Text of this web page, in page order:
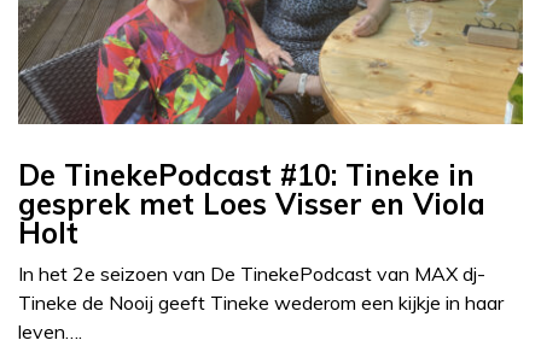
De TinekePodcast #10: Tineke in
gesprek met Loes Visser en Viola
Holt
In het 2e seizoen van De TinekePodcast van MAX dj-
Tineke de Nooij geeft Tineke wederom een kijkje in haar
leven….